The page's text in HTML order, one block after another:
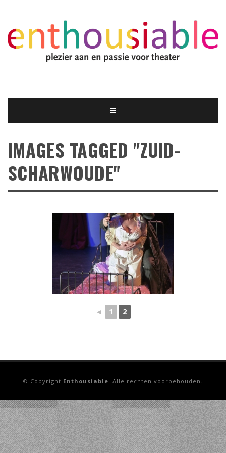
IMAGES TAGGED "ZUID-
SCHARWOUDE"
◄ 1 2
© Copyright Enthousiable . Alle rechten voorbehouden.